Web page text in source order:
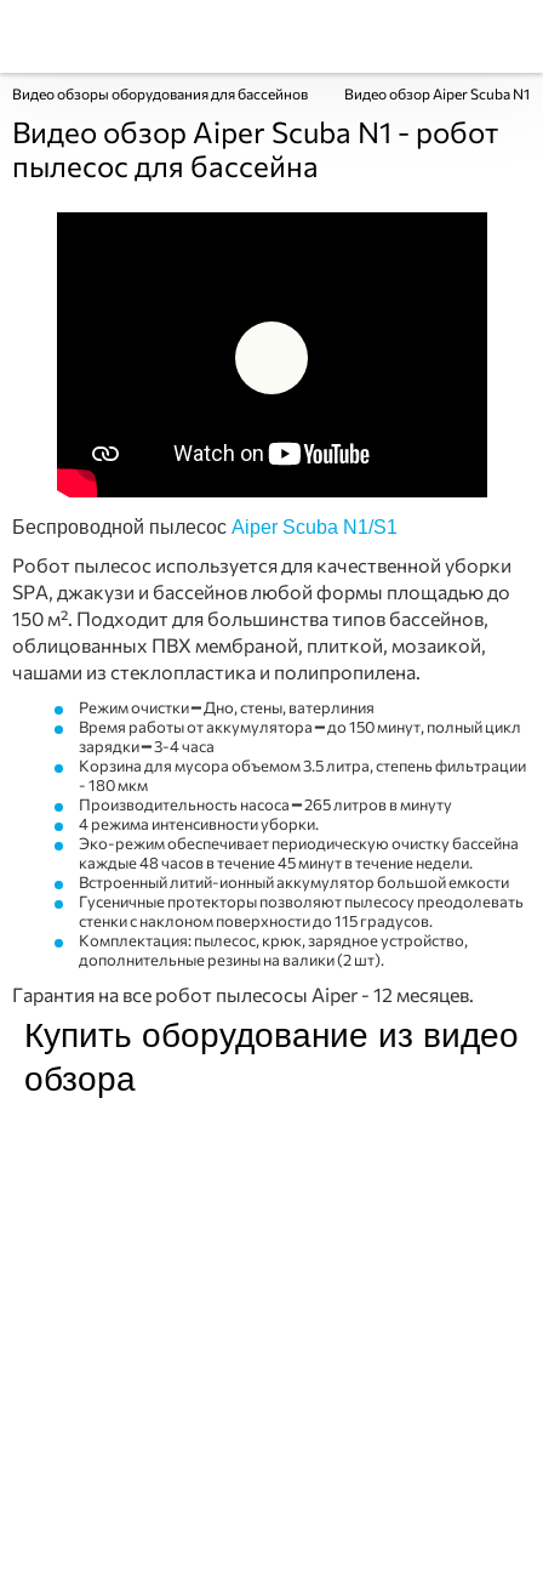
Видео обзоры оборудования для бассейнов Видео обзор Aiper Scuba N1
Видео обзор Aiper Scuba N1 - робот
пылесос для бассейна
Беспроводной пылесос Aiper Scuba N1/S1
Робот пылесос используется для качественной уборки
SPA, джакузи и бассейнов любой формы площадью до
150 м². Подходит для большинства типов бассейнов,
облицованных ПВХ мембраной, плиткой, мозаикой,
чашами из стеклопластика и полипропилена.
Режим очистки ━ Дно, стены, ватерлиния
Время работы от аккумулятора ━ до 150 минут, полный цикл
зарядки ━ 3-4 часа
Корзина для мусора объемом 3.5 литра, степень фильтрации
- 180 мкм
Производительность насоса ━ 265 литров в минуту
4 режима интенсивности уборки.
Эко-режим обеспечивает периодическую очистку бассейна
каждые 48 часов в течение 45 минут в течение недели.
Встроенный литий-ионный аккумулятор большой емкости
Гусеничные протекторы позволяют пылесосу преодолевать
стенки с наклоном поверхности до 115 градусов.
Комплектация: пылесос, крюк, зарядное устройство,
дополнительные резины на валики (2 шт).
Гарантия на все робот пылесосы Aiper - 12 месяцев.
Купить оборудование из видео
обзора